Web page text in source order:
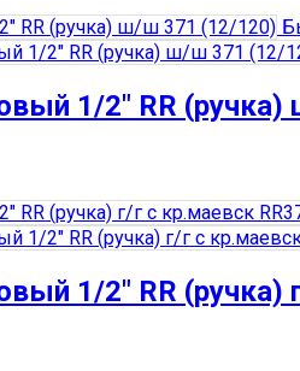
1/2″ RR
1/2″ RR (ручка)